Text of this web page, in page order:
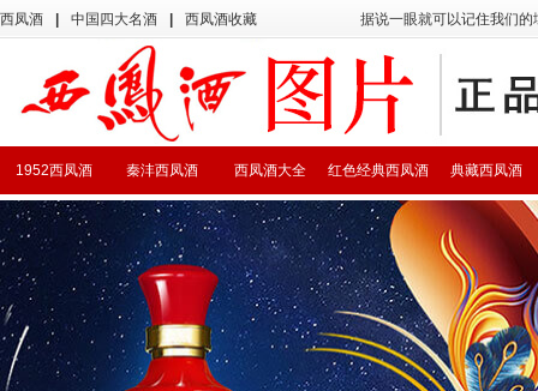
西凤酒 中国四大名酒 西凤酒收藏 据说一眼就可以记住我们
典藏西凤酒
红色经典西凤酒
西凤酒大全
秦沣西凤酒
1952西凤酒